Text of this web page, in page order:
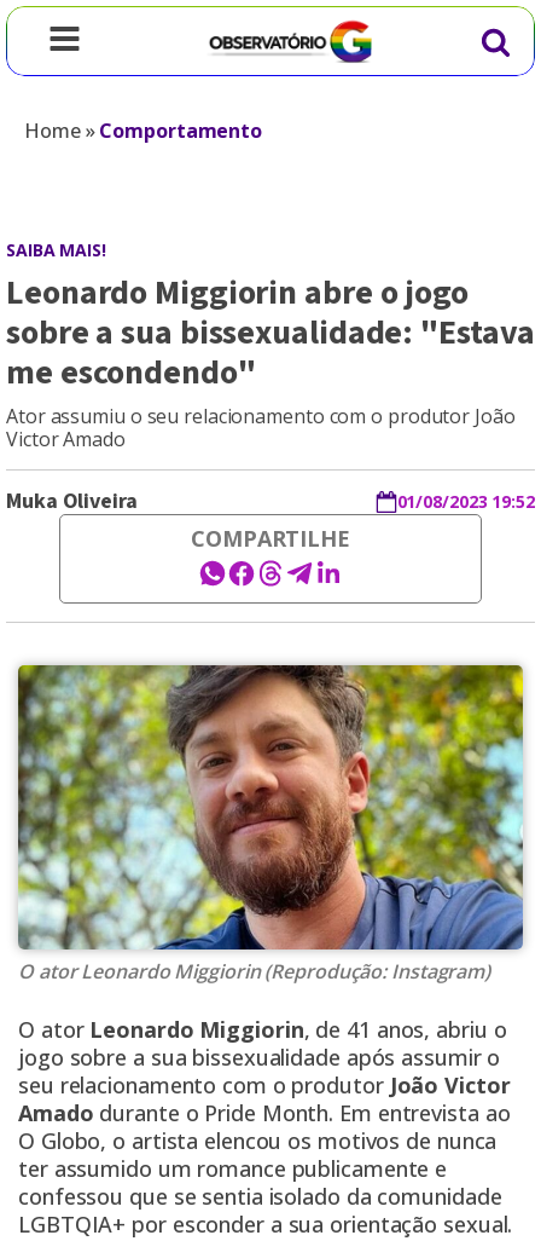
Home»Comportamento
SAIBA MAIS!
Leonardo Miggiorin abre o jogo
sobre a sua bissexualidade: "Estava
me escondendo"
Ator assumiu o seu relacionamento com o produtor João
Victor Amado
Muka Oliveira 01/08/2023 19:52
COMPARTILHE
O ator Leonardo Miggiorin (Reprodução: Instagram)
O ator Leonardo Miggiorin, de 41 anos, abriu o
jogo sobre a sua bissexualidade após assumir o
seu relacionamento com o produtor João Victor
Amado durante o Pride Month. Em entrevista ao
O Globo, o artista elencou os motivos de nunca
ter assumido um romance publicamente e
confessou que se sentia isolado da comunidade
LGBTQIA+ por esconder a sua orientação sexual.